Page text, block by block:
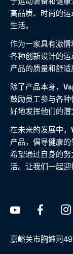
高品质、时尚的
生活。
作为一家具有激情
各种创新设计的
产品的质量和舒适
除了产品本身，
鼓励员工参与各
好地发挥他们的潜
在未来的发展中，
产品，倡导健康
希望通过自身的
活。让我们一起迎
嘉峪关市胸婶河